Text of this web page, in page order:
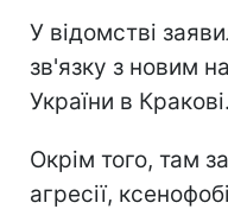
У відомстві
зв'язку з новим
України в Кракові.
Окрім того, там
агресії,